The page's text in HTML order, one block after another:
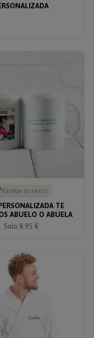
Escribe tu texto
TE
ABUELO O ABUELA
Solo 8.95 €